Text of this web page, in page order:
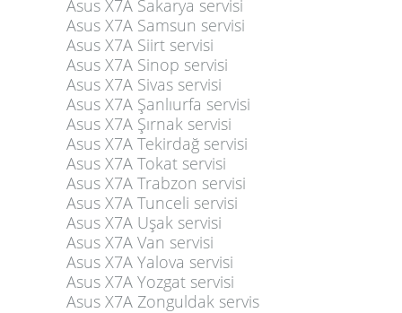
Asus X7A Sakarya servisi
Asus X7A Samsun servisi
Asus X7A Siirt servisi
Asus X7A Sinop servisi
Asus X7A Sivas servisi
Asus X7A Şanlıurfa servisi
Asus X7A Şırnak servisi
Asus X7A Tekirdağ servisi
Asus X7A Tokat servisi
Asus X7A Trabzon servisi
Asus X7A Tunceli servisi
Asus X7A Uşak servisi
Asus X7A Van servisi
Asus X7A Yalova servisi
Asus X7A Yozgat servisi
Asus X7A Zonguldak servis